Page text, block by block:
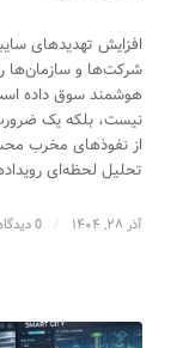
افزایش تهدیدهای
شرکت‌ها و سازمان‌ها را
هوشمند سوق داده
نیست، بلکه یک
از نفوذهای مخرب
تحلیل لحظه‌ای
آذر ۲۸, ۱۴۰۴ / 0 دیدگاه